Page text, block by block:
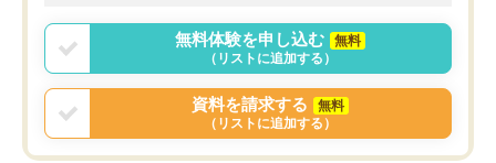
無料体験を申し込む
無料
（リストに追加する）
資料を請求する
無料
（リストに追加する）